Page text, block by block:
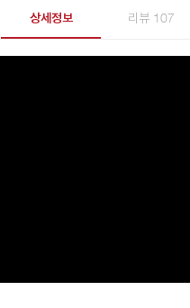
상세정보 리뷰 107